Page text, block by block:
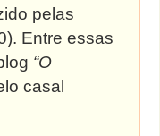
pelas
Entre essas
“O
casal